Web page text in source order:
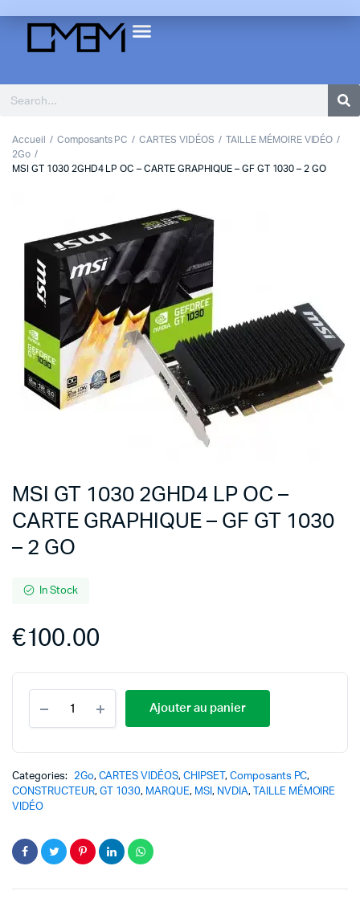
Accueil Composants PC CARTES VIDÉOS
TAILLE MÉMOIRE VIDÉO
2Go
MSI GT 1030 2GHD4 LP OC – CARTE GRAPHIQUE – GF GT 1030 – 2 GO
3
Previous
Next
MSI GT 1030 2GHD4 LP OC –
CARTE GRAPHIQUE – GF GT 1030
– 2 GO
In Stock
€100.00
Ajouter au panier
Categories: 2Go, CARTES VIDÉOS,CHIPSET , Composants PC,
CONSTRUCTEUR, GT 1030, MARQUE, MSI, NVDIA,
TAILLE MÉMOIRE
VIDÉO